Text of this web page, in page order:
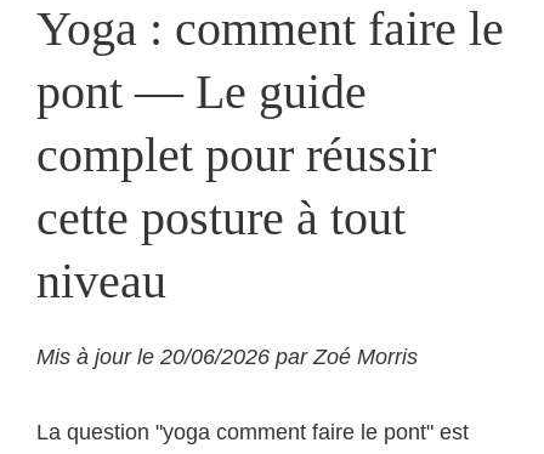
Yoga : comment faire le
pont — Le guide
complet pour réussir
cette posture à tout
niveau
Mis à jour le 20/06/2026 par Zoé Morris
La question "yoga comment faire le pont" est